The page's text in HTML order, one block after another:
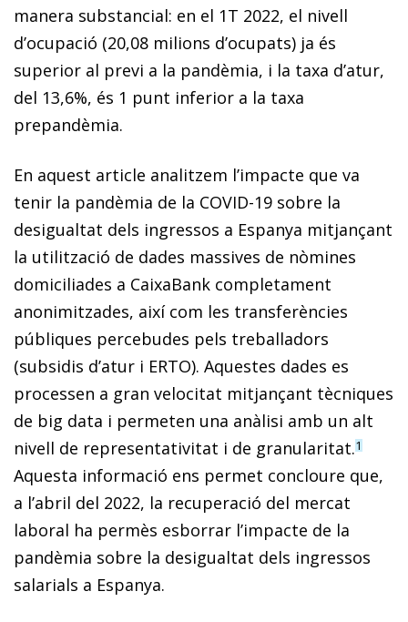
manera substancial: en el 1T 2022, el nivell
d’ocupació (20,08 milions d’ocupats) ja és
superior al previ a la pandèmia, i la taxa d’atur,
del 13,6%, és 1 punt inferior a la taxa
prepandèmia.
En aquest article analitzem l’impacte que va
tenir la pandèmia de la COVID-19 sobre la
desigualtat dels ingressos a Espanya mitjançant
la utilització de dades massives de nòmines
domiciliades a CaixaBank completament
anonimitzades, així com les transferències
públiques percebudes pels treballadors
(subsidis d’atur i ERTO). Aquestes dades es
processen a gran velocitat mitjançant tècniques
de big data i permeten una anàlisi amb un alt
nivell de representativitat i de granularitat.1
Aquesta informació ens permet concloure que,
a l’abril del 2022, la recuperació del mercat
laboral ha permès esborrar l’impacte de la
pandèmia sobre la desigualtat dels ingressos
salarials a Espanya.